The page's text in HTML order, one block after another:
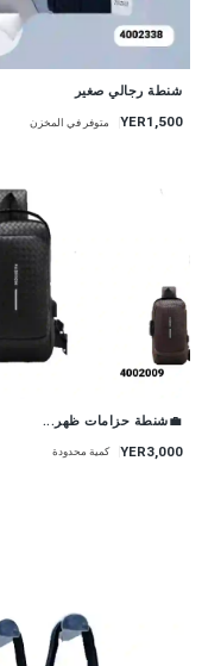
شنطة رجالي صغير
YER1,500 متوفر في المخزن
💼شنطة حزامات ظهر...
YER3,000 كمية محدودة